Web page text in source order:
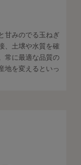
甘みのでる玉ねぎ
、土壌や水質を確
常に最適な品質の
地を変えるといっ